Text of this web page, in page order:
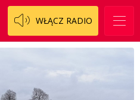
WŁĄCZ RADIO